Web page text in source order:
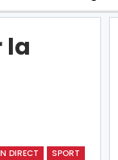
la
DIRECT SPORT